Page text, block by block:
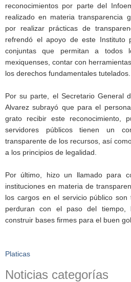
reconocimientos por parte del
realizado en materia transparencia
por realizar prácticas de
refrendó el apoyo de este Instituto
conjuntas que permitan a todos
mexiquenses, contar con
los derechos fundamentales tutelados.
Por su parte, el Secretario General
Alvarez subrayó que para el
grato recibir este reconocimiento,
servidores públicos tienen un
transparente de los recursos, así
a los principios de legalidad.
Por último, hizo un llamado para
instituciones en materia de
los cargos en el servicio público son
perduran con el paso del tiempo,
construir bases firmes para el buen
Platicas
Noticias categorías